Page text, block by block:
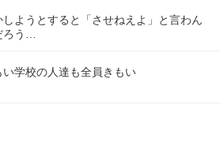
ようとすると「させねえよ」と言わん
う…
学校の人達も全員きもい